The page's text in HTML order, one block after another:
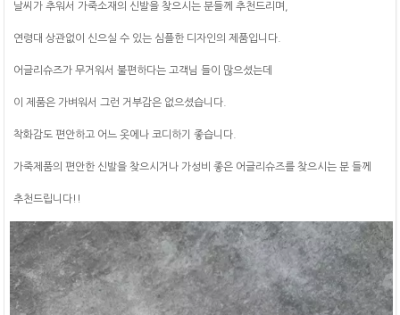
날씨가 추워서 가죽소재의 신발을 찾으시는 분들께 추천드리며,
연령대 상관없이 신으실 수 있는 심플한 디자인의 제품입니다.
어글리슈즈가 무거워서 불편하다는 고객님 들이 많으셨는데
이 제품은 가벼워서 그런 거부감은 없으셨습니다.
착화감도 편안하고 어느 옷에나 코디하기 좋습니다.
가죽제품의 편안한 신발을 찾으시거나 가성비 좋은 어글리슈즈를 찾으시는 분 들께
추천드립니다!!